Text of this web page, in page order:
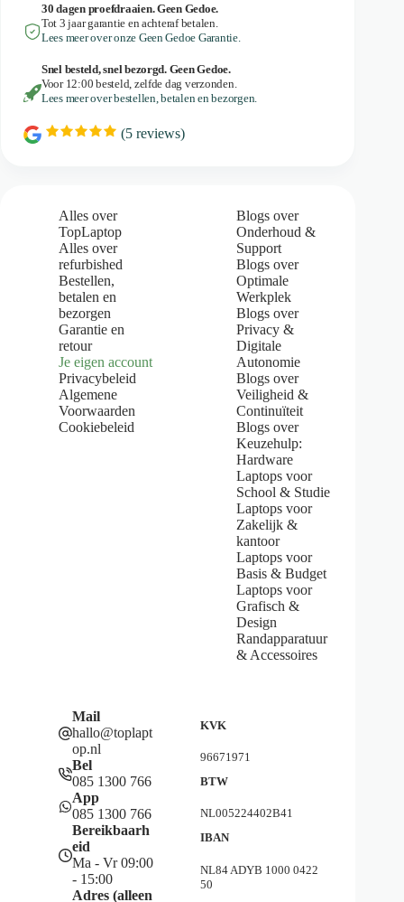
30 dagen proefdraaien. Geen Gedoe.
Tot 3 jaar garantie en achteraf betalen.
Lees meer over onze Geen Gedoe Garantie.
Snel besteld, snel bezorgd. Geen Gedoe.
Voor 12:00 besteld, zelfde dag verzonden.
Lees meer over bestellen, betalen en bezorgen.
R
(5 reviews)
Alles over
TopLaptop
Alles over
refurbished
Bestellen,
betalen en
bezorgen
Garantie en
retour
Je eigen account
Privacybeleid
Algemene
Voorwaarden
Cookiebeleid
Blogs over
Onderhoud &
Support
Blogs over
Optimale
Werkplek
Blogs over
Privacy &
Digitale
Autonomie
Blogs over
Veiligheid &
Continuïteit
Blogs over
Keuzehulp:
Hardware
Laptops voor
School & Studie
Laptops voor
Zakelijk &
kantoor
Laptops voor
Basis & Budget
Laptops voor
Grafisch &
Design
Randapparatuur
& Accessoires
Mail
hallo@toplapt
op.nl
Bel
085 1300 766
App
085 1300 766
Bereikbaarh
eid
Ma - Vr 09:00
- 15:00
Adres (alleen
KVK
96671971
BTW
NL005224402B41
IBAN
NL84 ADYB 1000 0422
50